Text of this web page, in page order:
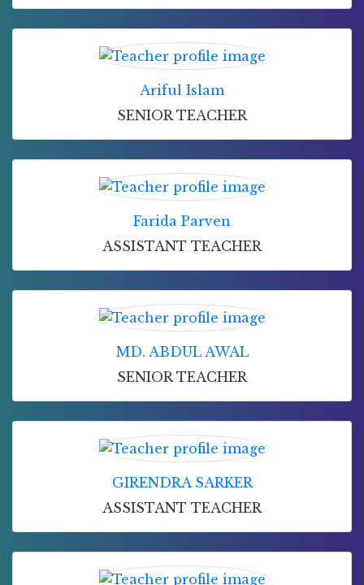
Ariful Islam
SENIOR TEACHER
Farida Parven
ASSISTANT TEACHER
MD. ABDUL AWAL
SENIOR TEACHER
GIRENDRA SARKER
ASSISTANT TEACHER